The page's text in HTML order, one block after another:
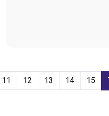
11 12 13 14 15